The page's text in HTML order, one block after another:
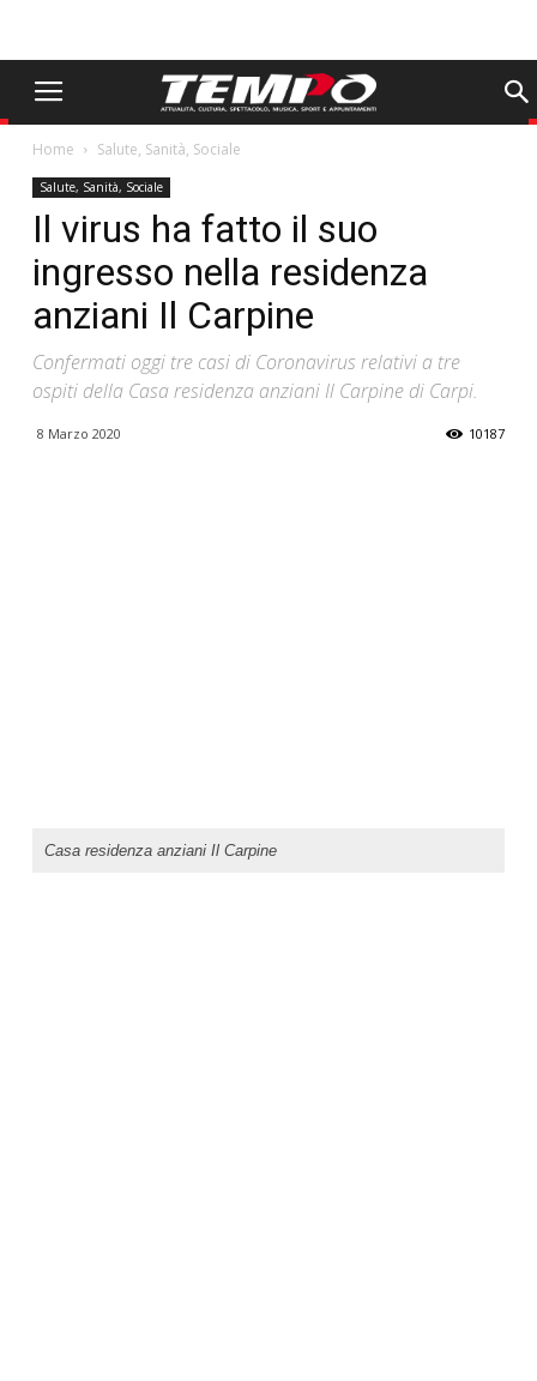
Home Salute, Sanità, Sociale
Salute, Sanità, Sociale
Il virus ha fatto il suo
ingresso nella residenza
anziani Il Carpine
Confermati oggi tre casi di Coronavirus relativi a tre
ospiti della Casa residenza anziani Il Carpine di Carpi.
8 Marzo 2020 10187
Casa residenza anziani Il Carpine